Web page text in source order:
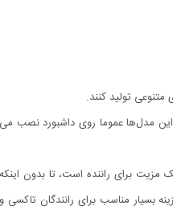
تولید کنند.
مدل‌ها عموما روی داشبورد نصب می
مزیت برای راننده است، تا بدون اینکه
بسیار مناسب برای رانندگان تاکسی و